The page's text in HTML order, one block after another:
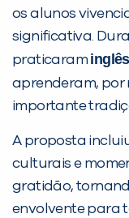
os alunos
significativa.
praticaram inglês
aprenderam, por
importante
A proposta
culturais e
gratidão,
envolvente para
Não
inFlux